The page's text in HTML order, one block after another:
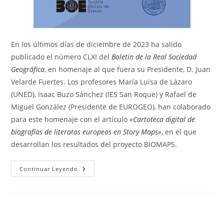
En los últimos días de diciembre de 2023 ha salido
publicado el número CLXI delBoletín de la Real Sociedad
Geográfica, en homenaje al que fuera su Presidente, D. Juan
Velarde Fuertes. Los profesores María Luisa de Lázaro
(UNED), Isaac Buzo Sánchez (IES San Roque) y Rafael de
Miguel González (Presidente de EUROGEO), han colaborado
para este homenaje con el artículo «Cartoteca digital de
biografías de literatos europeos en Story Maps», en el que
desarrollan los resultados del proyecto BIOMAPS.
Continuar Leyendo Artículo
En